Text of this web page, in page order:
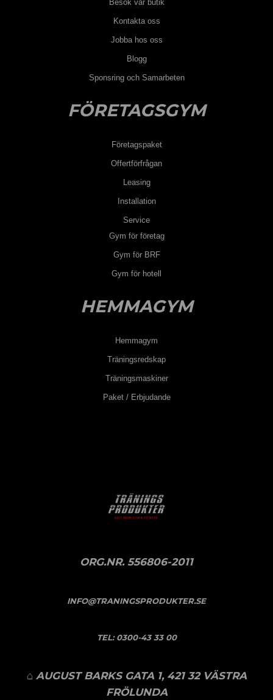
Besök vår butik
Kontakta oss
Jobba hos oss
Blogg
Sponsring och Samarbeten
FÖRETAGSGYM
Företagspaket
Offertförfrågan
Leasing
Installation
Service
Gym för företag
Gym för BRF
Gym för hotell
HEMMAGYM
Hemmagym
Träningsredskap
Träningsmaskiner
Paket / Erbjudande
ORG.NR. 556806-2011
INFO@TRANINGSPRODUKTER.SE
TEL:0300-43 33 00
⌂ AUGUST BARKS GATA 1, 421 32 VÄSTRA
FRÖLUNDA